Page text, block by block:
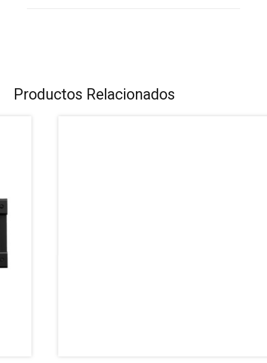
Productos Relacionados